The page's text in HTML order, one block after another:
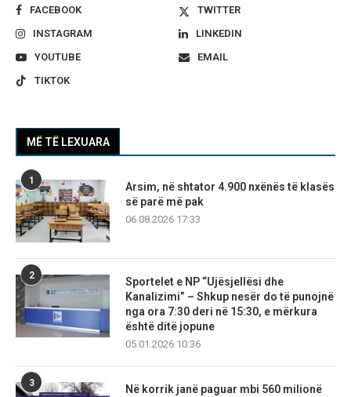
FACEBOOK
TWITTER
INSTAGRAM
LINKEDIN
YOUTUBE
EMAIL
TIKTOK
MË TË LEXUARA
1
Arsim, në shtator 4.900 nxënës të klasës
së parë më pak
06.08.2026 17:33
2
Sportelet e NP “Ujësjellësi dhe
Kanalizimi” – Shkup nesër do të punojnë
nga ora 7:30 deri në 15:30, e mërkura
është ditë jopune
05.01.2026 10:36
3
Në korrik janë paguar mbi 560 milionë